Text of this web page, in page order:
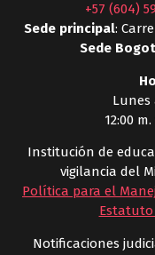
+57 (604)
Sede principal:
Sede
Lunes
12:00
Institución de
vigilancia del
Política para el
Notificaciones